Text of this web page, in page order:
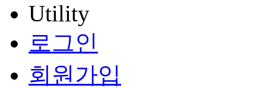
Utility
로그인
회원가입